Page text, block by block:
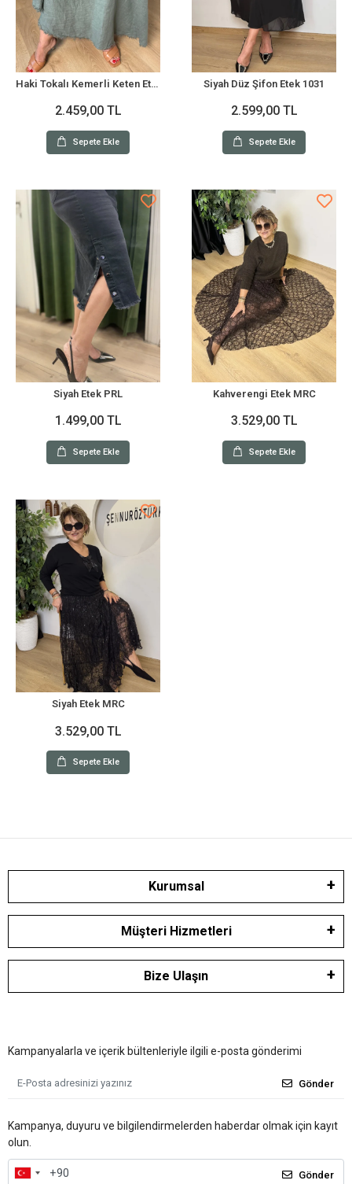
Haki Tokalı Kemerli Keten Etek 1013
2.459,00 TL
Sepete Ekle
Siyah Düz Şifon Etek 1031
2.599,00 TL
Sepete Ekle
Siyah Etek PRL
1.499,00 TL
Sepete Ekle
Kahverengi Etek MRC
3.529,00 TL
Sepete Ekle
Siyah Etek MRC
3.529,00 TL
Sepete Ekle
Kurumsal
Müşteri Hizmetleri
Bize Ulaşın
Kampanyalarla ve içerik bültenleriyle ilgili e-posta gönderimi
Gönder
Kampanya, duyuru ve bilgilendirmelerden haberdar olmak için kayıt
olun.
Gönder